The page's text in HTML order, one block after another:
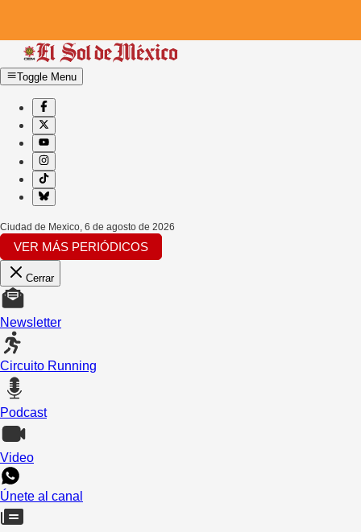
Toggle Menu
Ciudad de Mexico, 6 de agosto de 2026
VER MÁS PERIÓDICOS
Cerrar
Newsletter
Circuito Running
Podcast
Video
Únete al canal